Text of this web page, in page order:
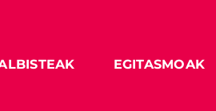
EGITASMOAK